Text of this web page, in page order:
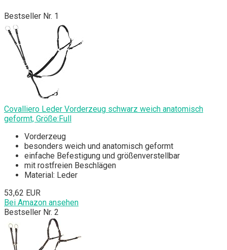
Bestseller Nr. 1
Covalliero Leder Vorderzeug schwarz weich anatomisch
geformt, Größe:Full
Vorderzeug
besonders weich und anatomisch geformt
einfache Befestigung und größenverstellbar
mit rostfreien Beschlägen
Material: Leder
53,62 EUR
Bei Amazon ansehen
Bestseller Nr. 2